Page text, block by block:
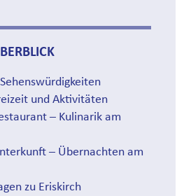
und Aktivitäten
– Kulinarik am
– Übernachten am
zu Eriskirch